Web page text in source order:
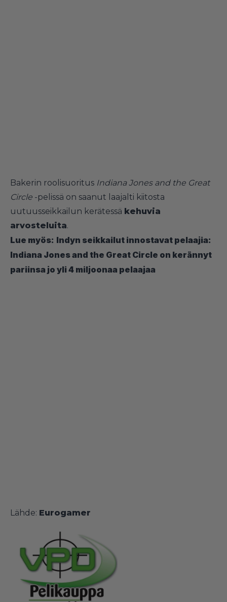
Bakerin roolisuoritus Indiana Jones and the Great
Circle -pelissä on saanut laajalti kiitosta
uutuusseikkailun kerätessä kehuvia
arvosteluita.
Lue myös: Indyn seikkailut innostavat pelaajia:
Indiana Jones and the Great Circle on kerännyt
pariinsa jo yli 4 miljoonaa pelaajaa
Lähde: Eurogamer